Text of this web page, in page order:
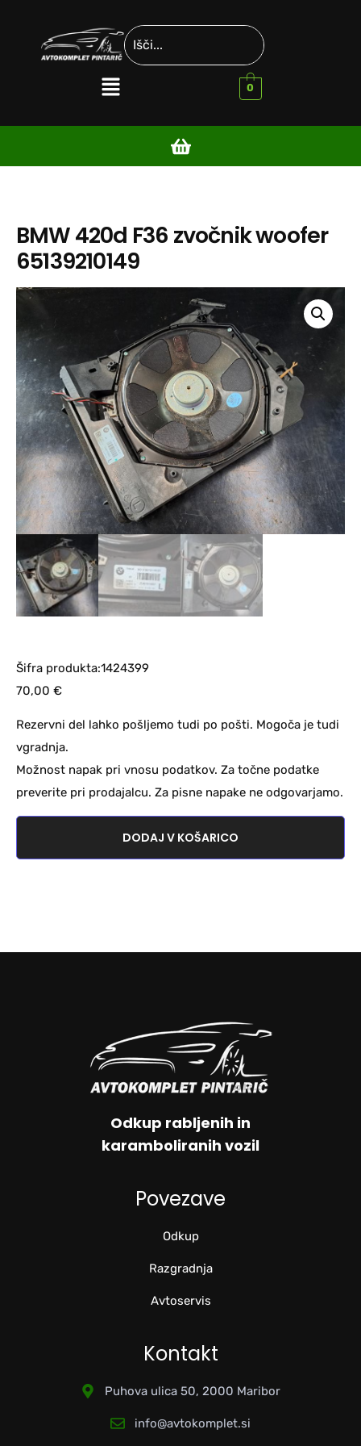
0
BMW 420d F36 zvočnik woofer
65139210149
Šifra produkta:1424399
70,00 €
Rezervni del lahko pošljemo tudi po pošti. Mogoča je tudi
vgradnja.
Možnost napak pri vnosu podatkov. Za točne podatke
preverite pri prodajalcu. Za pisne napake ne odgovarjamo.
DODAJ V KOŠARICO
Odkup rabljenih in
karamboliranih vozil
Povezave
Odkup
Razgradnja
Avtoservis
Kontakt
Puhova ulica 50, 2000 Maribor
info@avtokomplet.si